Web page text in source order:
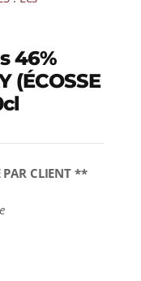
46%
(ÉCOSSE
CLIENT **